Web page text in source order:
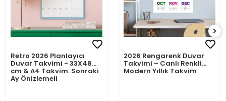
Retro 2026 Planlayıcı
Duvar Takvimi - 33X48
cm & A4 Takvim. Sonraki
Ay Önizlemeli
2026 Rengarenk Duvar
Takvimi – Canlı Renkli
Modern Yıllık Takvim